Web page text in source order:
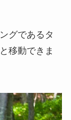
グであるタ
移動できま